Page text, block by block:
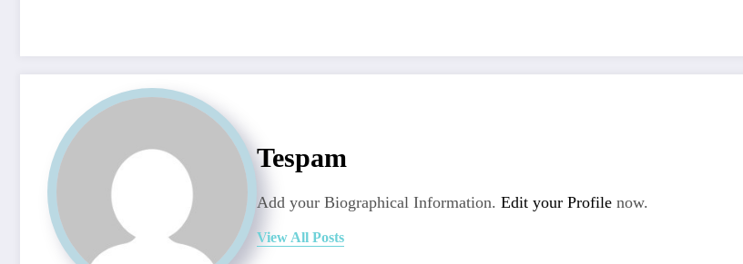
Tespam
Add your Biographical Information. Edit your Profile now.
View All Posts